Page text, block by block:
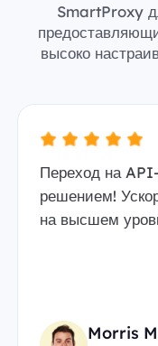
SmartProxy
высоко
Переход на
решением!
на высшем
Morris